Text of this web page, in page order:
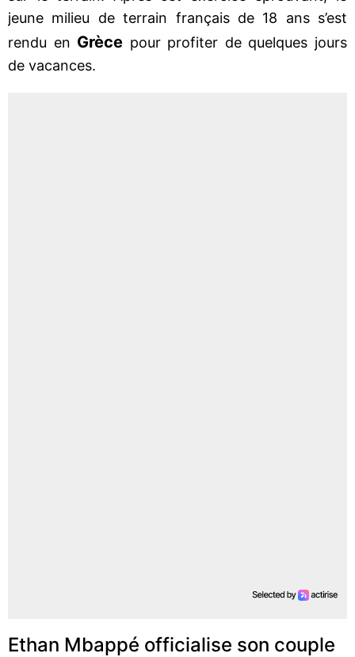
jeune milieu de terrain français de 18 ans s’est
rendu en Grèce pour profiter de quelques jours
de vacances.
Ethan Mbappé officialise son couple